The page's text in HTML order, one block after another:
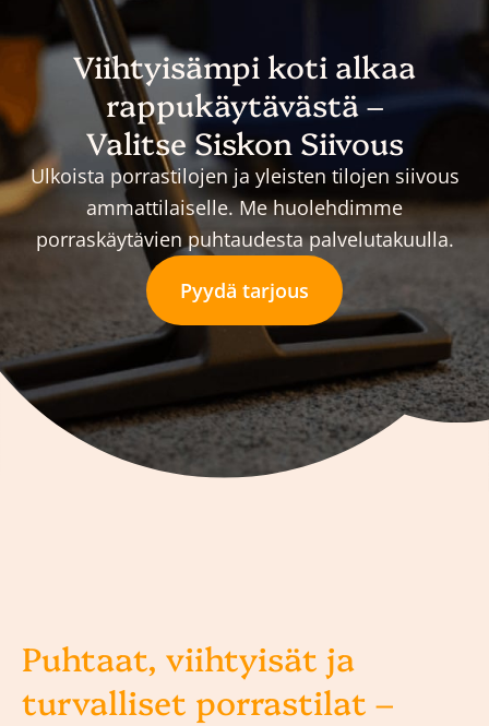
Viihtyisämpi koti alkaa
rappukäytävästä –
Valitse Siskon Siivous
Ulkoista porrastilojen ja yleisten tilojen siivous
ammattilaiselle. Me huolehdimme
porraskäytävien puhtaudesta palvelutakuulla.
Pyydä tarjous
Puhtaat, viihtyisät ja
turvalliset porrastilat –